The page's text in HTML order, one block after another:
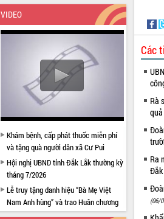
VIDEO
Khám bệnh, cấp phát thuốc miễn phí
và tặng quà người dân xã Cư Pui
Hội nghị UBND tỉnh Đắk Lắk thường kỳ
tháng 7/2026
Lễ truy tặng danh hiệu “Bà Mẹ Việt
Nam Anh hùng” và trao Huân chương
Lao động
Các
Rà
Ra
Đắk
(06/